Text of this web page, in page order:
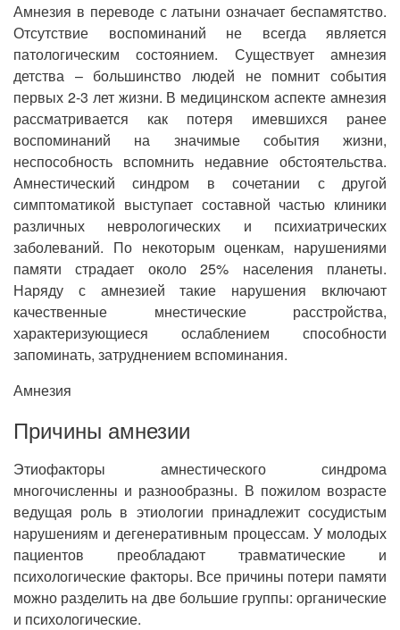
Амнезия в переводе с латыни означает беспамятство.
Отсутствие воспоминаний не всегда является
патологическим состоянием. Существует амнезия
детства – большинство людей не помнит события
первых 2-3 лет жизни. В медицинском аспекте амнезия
рассматривается как потеря имевшихся ранее
воспоминаний на значимые события жизни,
неспособность вспомнить недавние обстоятельства.
Амнестический синдром в сочетании с другой
симптоматикой выступает составной частью клиники
различных неврологических и психиатрических
заболеваний. По некоторым оценкам, нарушениями
памяти страдает около 25% населения планеты.
Наряду с амнезией такие нарушения включают
качественные мнестические расстройства,
характеризующиеся ослаблением способности
запоминать, затруднением вспоминания.
Амнезия
Причины амнезии
Этиофакторы амнестического синдрома
многочисленны и разнообразны. В пожилом возрасте
ведущая роль в этиологии принадлежит сосудистым
нарушениям и дегенеративным процессам. У молодых
пациентов преобладают травматические и
психологические факторы. Все причины потери памяти
можно разделить на две большие группы: органические
и психологические.